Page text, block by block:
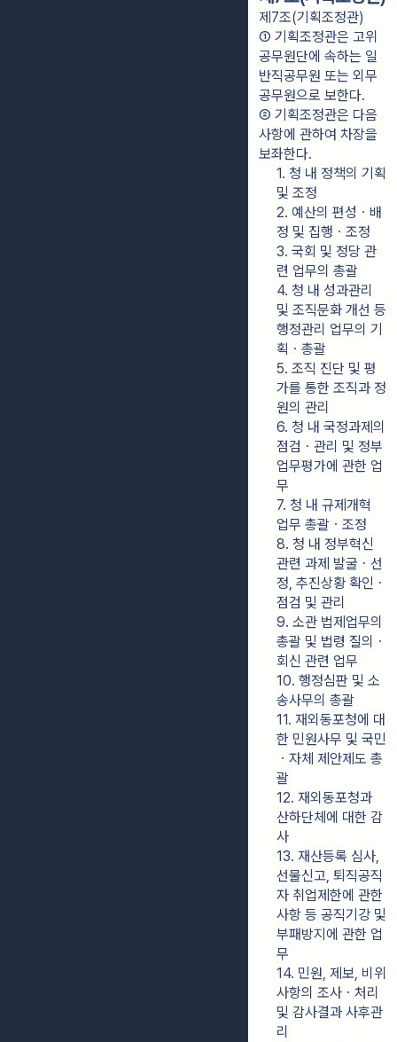
제7조(기획조정관)
① 기획조정관은 고위
공무원단에 속하는 일
반직공무원 또는 외무
공무원으로 보한다.
② 기획조정관은 다음
사항에 관하여 차장을
보좌한다.
1. 청 내 정책의 기획
및 조정
2. 예산의 편성ㆍ배
정 및 집행ㆍ조정
3. 국회 및 정당 관
련 업무의 총괄
4. 청 내 성과관리
및 조직문화 개선 등
행정관리 업무의 기
획ㆍ총괄
5. 조직 진단 및 평
가를 통한 조직과 정
원의 관리
6. 청 내 국정과제의
점검ㆍ관리 및 정부
업무평가에 관한 업
무
7. 청 내 규제개혁
업무 총괄ㆍ조정
8. 청 내 정부혁신
관련 과제 발굴ㆍ선
정, 추진상황 확인ㆍ
점검 및 관리
9. 소관 법제업무의
총괄 및 법령 질의ㆍ
회신 관련 업무
10. 행정심판 및 소
송사무의 총괄
11. 재외동포청에 대
한 민원사무 및 국민
ㆍ자체 제안제도 총
괄
12. 재외동포청과
산하단체에 대한 감
사
13. 재산등록 심사,
선물신고, 퇴직공직
자 취업제한에 관한
사항 등 공직기강 및
부패방지에 관한 업
무
14. 민원, 제보, 비위
사항의 조사ㆍ처리
및 감사결과 사후관
리